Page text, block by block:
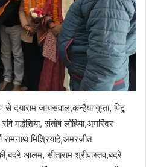
दयाराम जायसवाल,कन्हैया गुप्ता, पिंटू
मद्धेशिया, संतोष लोहिया,अमरिंदर
रामनाथ मिश्रियाहे,अमरजीत
आलम, सीताराम श्रीवास्तव,बदरे